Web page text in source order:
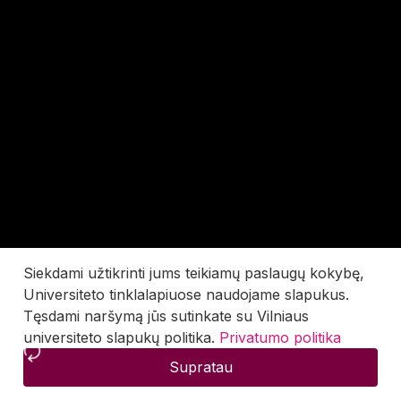
Siekdami užtikrinti jums teikiamų paslaugų kokybę,
Universiteto tinklalapiuose naudojame slapukus.
Tęsdami naršymą jūs sutinkate su Vilniaus
universiteto slapukų politika. Privatumo politika
Supratau